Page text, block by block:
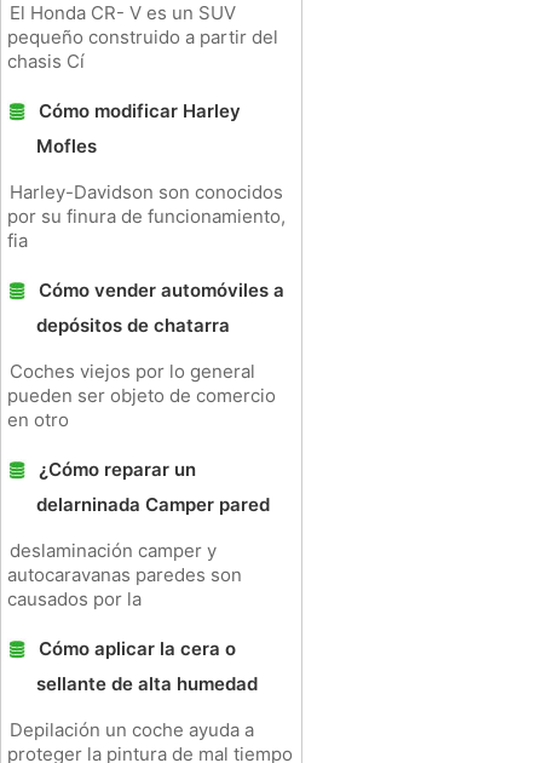
El Honda CR- V es un SUV
pequeño construido a partir del
chasis Cí
Cómo modificar Harley
Mofles
Harley-Davidson son conocidos
por su finura de funcionamiento,
fia
Cómo vender automóviles a
depósitos de chatarra
Coches viejos por lo general
pueden ser objeto de comercio
en otro
¿Cómo reparar un
delarninada Camper pared
deslaminación camper y
autocaravanas paredes son
causados ​​por la
Cómo aplicar la cera o
sellante de alta humedad
Depilación un coche ayuda a
proteger la pintura de mal tiempo